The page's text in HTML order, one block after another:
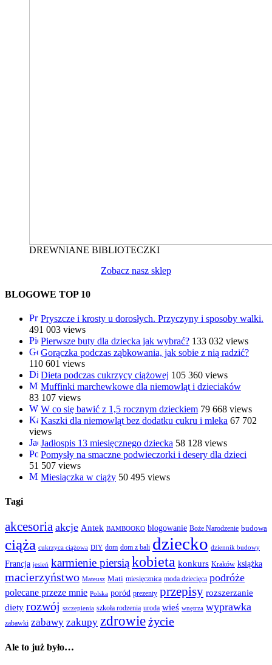
DREWNIANE BIBLIOTECZKI
Zobacz nasz sklep
BLOGOWE TOP 10
Pryszcze i krosty u dorosłych. Przyczyny i sposoby walki.
491 003 views
Pierwsze buty dla dziecka jak wybrać? 133 032 views
Gorączka podczas ząbkowania, jak sobie z nią radzić?
110 601 views
Dieta podczas cukrzycy ciążowej 105 360 views
Muffinki marchewkowe dla niemowląt i dzieciaków
83 107 views
W co się bawić z 1,5 rocznym dzieckiem 79 668 views
Kaszki dla niemowląt bez dodatku cukru i mleka 67 702
views
Jadłospis 13 miesięcznego dziecka 58 128 views
Pomysły na smaczne podwieczorki i desery dla dzieci
51 507 views
Miesiączka w ciąży 50 495 views
Tagi
akcesoria akcje Antek BAMBOOKO blogowanie Boże Narodzenie budowa
ciąża cukrzyca ciążowa DIY dom dom z bali dziecko dziennik budowy
Francja jesień karmienie piersiąkobieta konkurs Kraków książka
macierzyństwo Mateusz Mati miesięcznica moda dziecięca podróże
polecane przeze mnie Polska poród prezenty przepisy rozszerzanie
diety rozwój szczepienia szkoła rodzenia uroda wieś wnętrza wyprawka
zabawki zabawy zakupy zdrowieżycie
Ale to już było…